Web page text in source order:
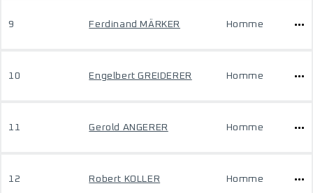
9 Ferdinand MÄRKER Homme
10 Engelbert GREIDERER Homme
11 Gerold ANGERER Homme
12 Robert KOLLER Homme